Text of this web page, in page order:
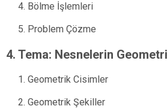
Bölme İşlemleri
Problem Çözme
4. Tema: Nesnelerin
Geometrik Cisimler
Geometrik Şekiller